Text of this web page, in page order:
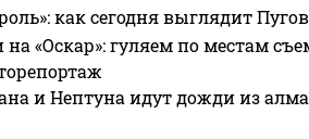
как сегодня выглядит
«Оскар»: гуляем по местам
и Нептуна идут дожди из